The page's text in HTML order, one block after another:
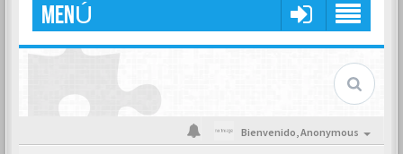
MENÚ
Bienvenido,Anonymous